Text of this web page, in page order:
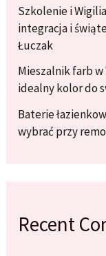
Szkolenie i
integracja i
Łuczak
Mieszalnik farb
idealny kolor do
Baterie
wybrać przy
Recent